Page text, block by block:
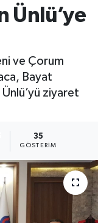
Ünlü’ye
ve Çorum
Bayat
Ünlü’yü ziyaret
35
GÖSTERIM